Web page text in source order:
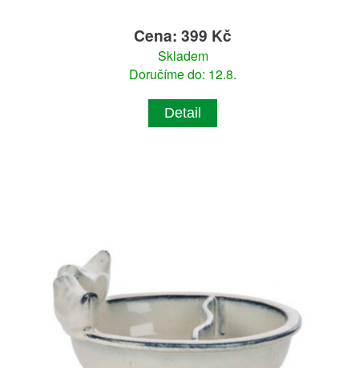
Cena: 399 Kč
Skladem
Doručíme do: 12.8.
Detail